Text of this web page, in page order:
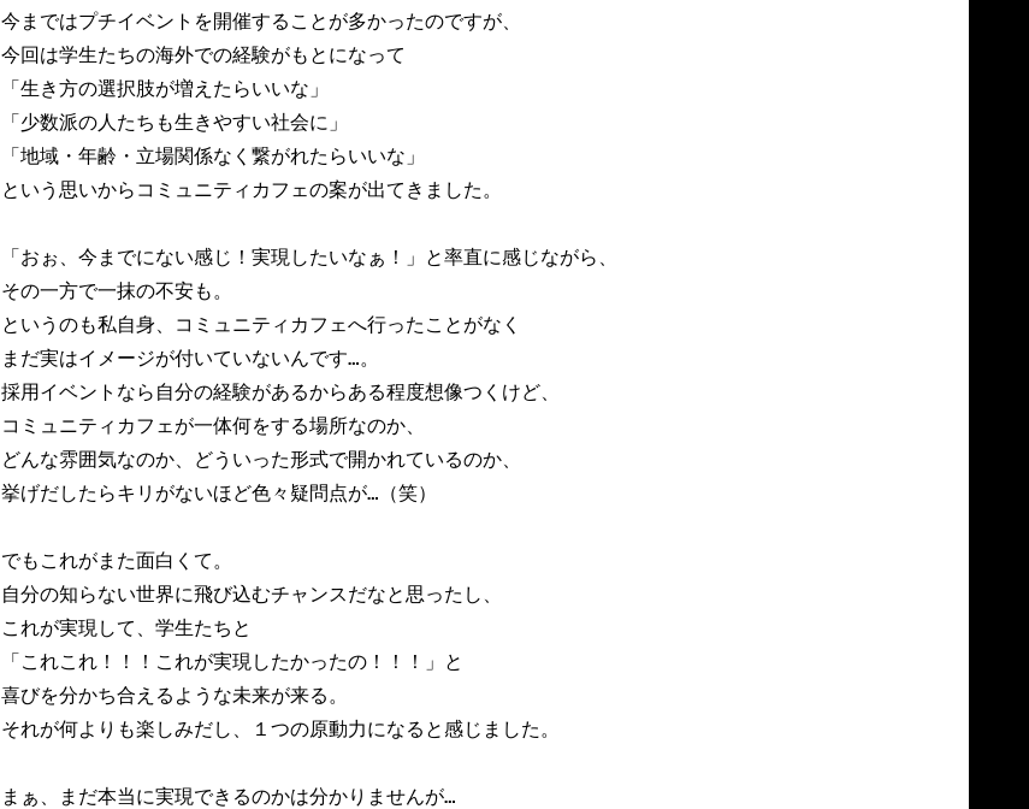
今まではプチイベントを開催することが多かったのですが、
今回は学生たちの海外での経験がもとになって
「生き方の選択肢が増えたらいいな」
「少数派の人たちも生きやすい社会に」
「地域・年齢・立場関係なく繋がれたらいいな」
という思いからコミュニティカフェの案が出てきました。
「おぉ、今までにない感じ！実現したいなぁ！」と率直に感じながら、
その一方で一抹の不安も。
というのも私自身、コミュニティカフェへ行ったことがなく
まだ実はイメージが付いていないんです…。
採用イベントなら自分の経験があるからある程度想像つくけど、
コミュニティカフェが一体何をする場所なのか、
どんな雰囲気なのか、どういった形式で開かれているのか、
挙げだしたらキリがないほど色々疑問点が…（笑）
でもこれがまた面白くて。
自分の知らない世界に飛び込むチャンスだなと思ったし、
これが実現して、学生たちと
「これこれ！！！これが実現したかったの！！！」と
喜びを分かち合えるような未来が来る。
それが何よりも楽しみだし、１つの原動力になると感じました。
まぁ、まだ本当に実現できるのかは分かりませんが…